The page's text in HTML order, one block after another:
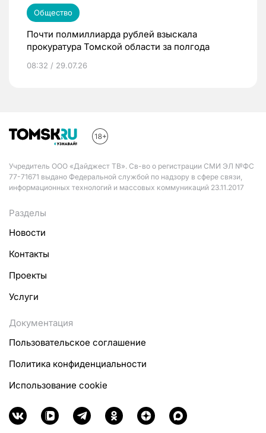
Общество
Почти полмиллиарда рублей взыскала
прокуратура Томской области за полгода
08:32 / 29.07.26
Учредитель ООО «Дайджест ТВ». Св-во о регистрации СМИ ЭЛ №ФС
77-71671 выдано Федеральной службой по надзору в сфере связи,
информационных технологий и массовых коммуникаций 23.11.2017
Разделы
Новости
Контакты
Проекты
Услуги
Документация
Пользовательское соглашение
Политика конфиденциальности
Использование cookie